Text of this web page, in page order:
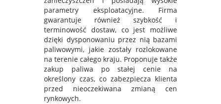
parametry eksploatacyjne. Firma
gwarantuje również szybkość i
terminowość dostaw, co jest możliwe
dzięki dysponowaniu przez nią bazami
paliwowymi, jakie zostały rozlokowane
na terenie całego kraju. Proponuje także
zakup paliwa po stałej cenie na
określony czas, co zabezpiecza klienta
przed nieoczekiwana zmianą cen
rynkowych.